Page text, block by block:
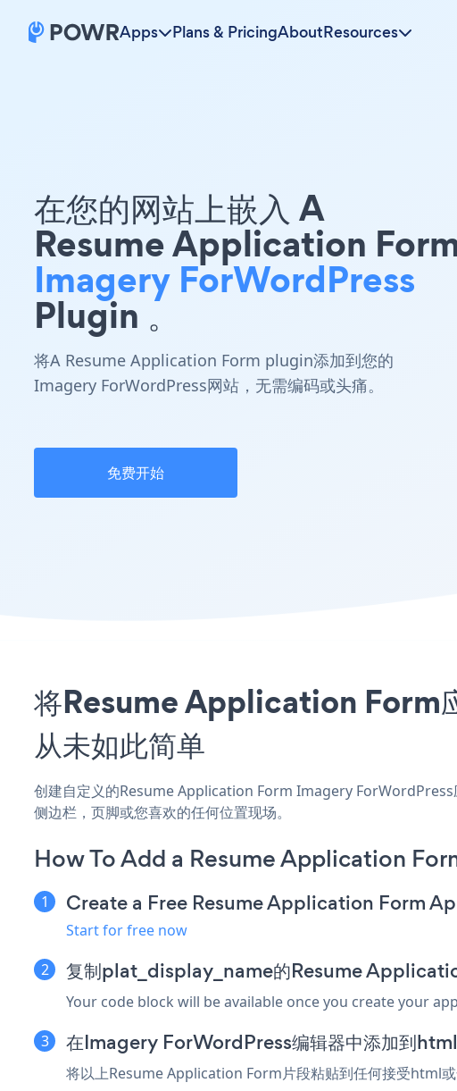
Apps Plans & PricingAboutResources
在您的网站上嵌入 A
Resume Application
Imagery ForWordPress
Plugin 。
将A Resume Application Form plugin添加到您的
Imagery ForWordPress网站，无需编码或头痛。
免费开始
将Resume Application Form
从未如此简单
创建自定义的Resume Application Form Imagery
侧边栏，页脚或您喜欢的任何位置现场。
How To Add a Resume Application
Create a Free Resume Application Form
Start for free now
复制plat_display_name的Resume
Your code block will be available once you create your app
在Imagery ForWordPress编辑器中添加到
将以上Resume Application Form片段粘贴到任何接受html